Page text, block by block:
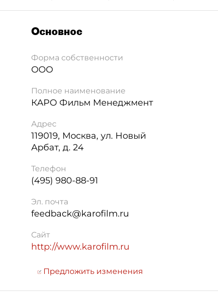
Основное
Форма собственности
ООО
Полное наименование
КАРО Фильм Менеджмент
Адрес
119019, Москва, ул. Новый
Арбат, д. 24
Телефон
(495) 980-88-91
Эл. почта
feedback@karofilm.ru
Сайт
http://www.karofilm.ru
Предложить изменения